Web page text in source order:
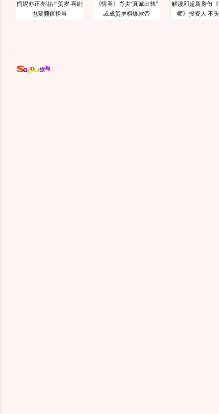
闫妮亦正亦谐占贺岁 喜剧
也要颜值担当
《情圣》肖央“真诚出轨”
或成贺岁档爆款帝
解读邓超新身份
师》投资人 不